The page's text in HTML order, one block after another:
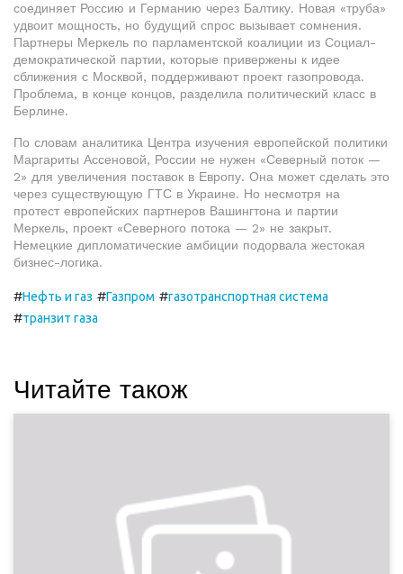
соединяет Россию и Германию через Балтику. Новая «труба»
удвоит мощность, но будущий спрос вызывает сомнения.
Партнеры Меркель по парламентской коалиции из Социал-
демократической партии, которые привержены к идее
сближения с Москвой, поддерживают проект газопровода.
Проблема, в конце концов, разделила политический класс в
Берлине.
По словам аналитика Центра изучения европейской политики
Маргариты Ассеновой, России не нужен «Северный поток —
2» для увеличения поставок в Европу. Она может сделать это
через существующую ГТС в Украине. Но несмотря на
протест европейских партнеров Вашингтона и партии
Меркель, проект «Северного потока — 2» не закрыт.
Немецкие дипломатические амбиции подорвала жестокая
бизнес-логика.
#Нефть и газ #Газпром #газотранспортная система
#транзит газа
Читайте також